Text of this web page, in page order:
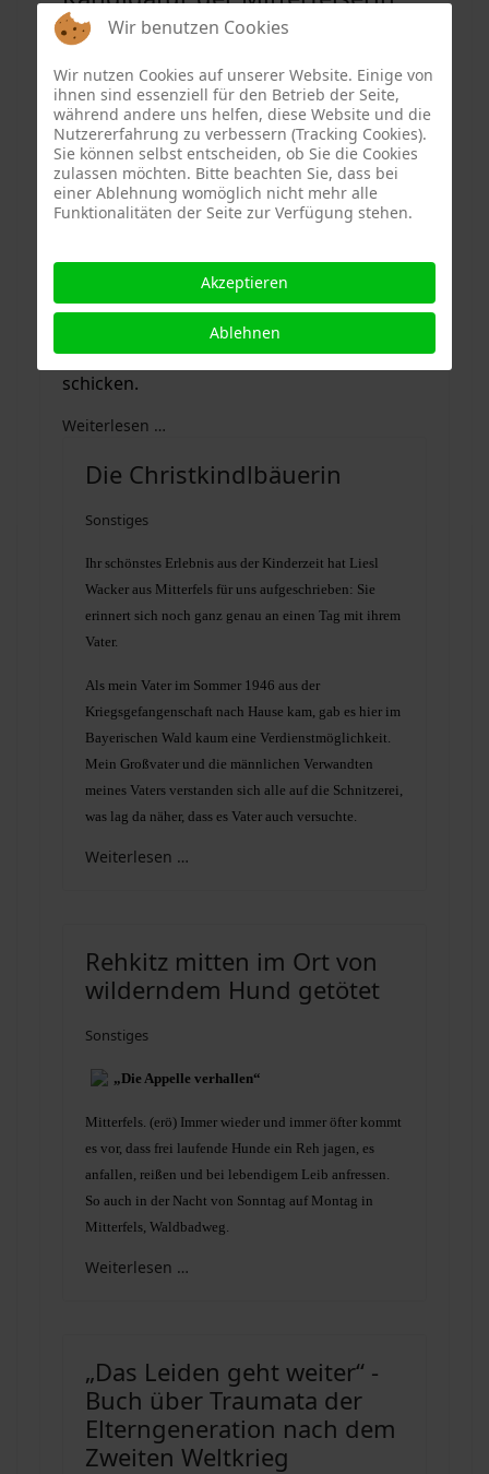
Sonstiges
Hände hoch für Johanna Uekermann
Rückenwind für die Bundestags-Kandidatur
von Johanna Uekermann im Wahlkreis
Straubing-Regen: Nachdem der SPD-
Unterbezirk Regen bereits vorgelegt hatte,
Heimatverband der Mitterfelserin, der SPD-
Unterbezirk Straubing, beschlossen, die 29-
Jährige im Herbst zur SPD-
Aufstellungskonferenz in Viechtach zu
schicken.
Weiterlesen …
Die Christkindlbäuerin
Sonstiges
Ihr schönstes Erlebnis aus der Kinderzeit hat Liesl
Wacker aus Mitterfels für uns aufgeschrieben: Sie
erinnert sich noch ganz genau an einen Tag mit ihrem
Vater.
Als mein Vater im Sommer 1946 aus der
Kriegsgefangenschaft nach Hause kam, gab es hier im
Bayerischen Wald kaum eine Verdienstmöglichkeit.
Mein Großvater und die männlichen Verwandten
meines Vaters verstanden sich alle auf die Schnitzerei,
was lag da näher, dass es Vater auch versuchte.
Weiterlesen …
Rehkitz mitten im Ort von
wilderndem Hund getötet
Sonstiges
„Die Appelle verhallen“
Mitterfels. (erö) Immer wieder und immer öfter kommt
es vor, dass frei laufende Hunde ein Reh jagen, es
anfallen, reißen und bei lebendigem Leib anfressen.
So auch in der Nacht von Sonntag auf Montag in
Mitterfels, Waldbadweg.
Weiterlesen …
„Das Leiden geht weiter“ -
Buch über Traumata der
Elterngeneration nach dem
Zweiten Weltkrieg
Wir benutzen Cookies
Wir nutzen Cookies auf unserer Website. Einige von
ihnen sind essenziell für den Betrieb der Seite,
während andere uns helfen, diese Website und die
Nutzererfahrung zu verbessern (Tracking Cookies).
Sie können selbst entscheiden, ob Sie die Cookies
zulassen möchten. Bitte beachten Sie, dass bei
einer Ablehnung womöglich nicht mehr alle
Funktionalitäten der Seite zur Verfügung stehen.
Akzeptieren
Ablehnen